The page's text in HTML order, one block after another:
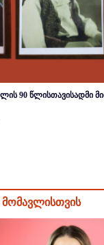
90 წლისთავისადმი
მომავლისთვის